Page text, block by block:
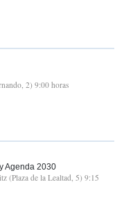
2) 9:00 horas
Agenda 2030
(Plaza de la Lealtad, 5) 9:15